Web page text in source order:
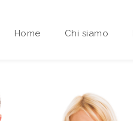
Home Chi siamo
Area